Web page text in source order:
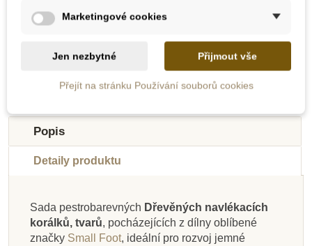
Skladem
Do školy
Skladem
Skladem
Do školy
Skladem
-10%
Do školy
Skladem
Do školy
Skladem
Na dotaz Na dotaz
Popis
Detaily produktu
Sada pestrobarevných Dřevěných navlékacích
korálků, tvarů, pocházejících z dílny oblíbené
značky Small Foot, ideální pro rozvoj jemné
Marketingové cookies
Jen nezbytné Přijmout vše
Přejít na stránku Používání souborů cookies